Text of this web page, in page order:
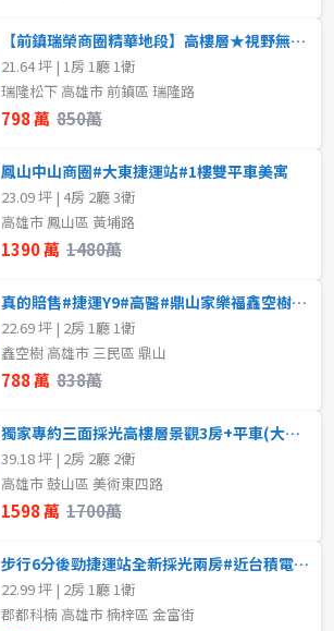
【前鎮瑞榮商圈精華地段】高樓層★視野無限★近輕軌
21.64 坪 | 1房 1廳 1衛
瑞隆松下 高雄市 前鎮區 瑞隆路
798 萬 850萬
鳳山中山商圈#大東捷運站#1樓雙平車美寓
23.09 坪 | 4房 2廳 3衛
高雄市 鳳山區 黃埔路
1390 萬 1480萬
真的賠售#捷運Y9#高醫#鼎山家樂福鑫空樹(預售屋)
22.69 坪 | 2房 1廳 1衛
鑫空樹 高雄市 三民區 鼎山
788 萬 838萬
獨家專約三面採光高樓層景觀3房+平車(大降價)
39.18 坪 | 2房 2廳 2衛
高雄市 鼓山區 美術東四路
1598 萬 1700萬
步行6分後勁捷運站全新採光兩房#近台積電園區
22.99 坪 | 2房 1廳 1衛
郡都科楠 高雄市 楠梓區 金富街